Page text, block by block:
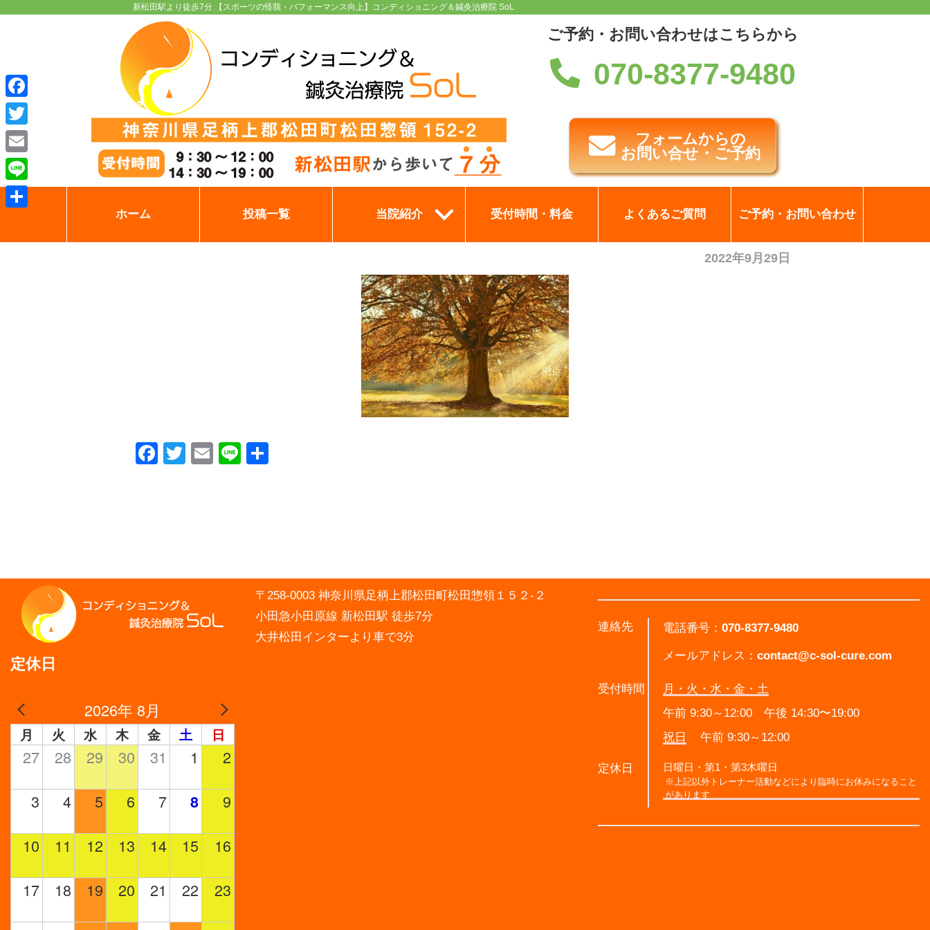
新松田駅より徒歩7分 【スポーツの怪我・パフォーマンス向上】コンディショニング＆鍼灸治療院 SoL
ご予約・お問い合わせはこちらから
070-8377-9480
フォームからの
お問い合せ・ご予約
ホーム 投稿一覧 当院紹介 受付時間・料金 よくあるご質問 ご予約・お問い合わせ
2022年9月29日
Facebook
Twitter
EmailLine
定休日
2026年 8月
月 火 水 木 金 土 日
27 28 29 30 31 1 2
3 4 5 6 7 8 9
10 11 12 13 14 15 16
17 18 19 20 21 22 23
〒258-0003 神奈川県足柄上郡松田町松田惣領１５２-２
小田急小田原線 新松田駅 徒歩7分
大井松田インターより車で3分
連絡先 電話番号：070-8377-9480
メールアドレス：contact@c-sol-cure.com
受付時間
月・火・水・金・土
午前 9:30～12:00 午後 14:30〜19:00
祝日
午前 9:30～12:00
定休日 日曜日・第1・第3木曜日
※上記以外トレーナー活動などにより臨時にお休みになること
があります
Facebook
Twitter
Email
Line
有